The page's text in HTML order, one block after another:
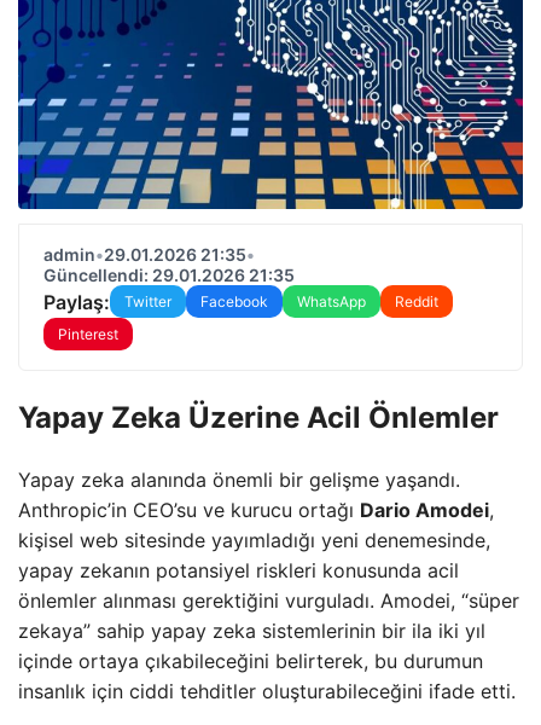
admin•29.01.2026 21:35•
Güncellendi: 29.01.2026 21:35
Paylaş: Twitter Facebook WhatsApp
Reddit
Pinterest
Yapay Zeka Üzerine Acil Önlemler
Yapay zeka alanında önemli bir gelişme yaşandı.
Anthropic’in CEO’su ve kurucu ortağı Dario Amodei,
kişisel web sitesinde yayımladığı yeni denemesinde,
yapay zekanın potansiyel riskleri konusunda acil
önlemler alınması gerektiğini vurguladı. Amodei, “süper
zekaya” sahip yapay zeka sistemlerinin bir ila iki yıl
içinde ortaya çıkabileceğini belirterek, bu durumun
insanlık için ciddi tehditler oluşturabileceğini ifade etti.